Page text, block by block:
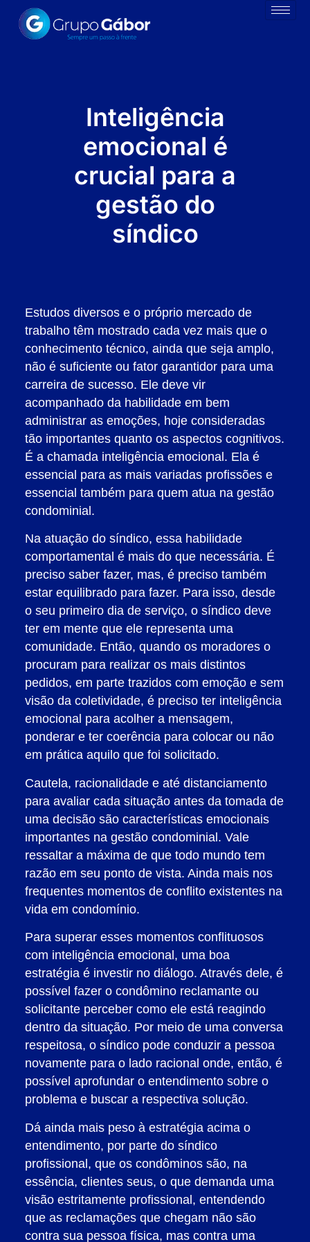
Inteligência
emocional é
crucial para a
gestão do
síndico
Estudos diversos e o próprio mercado de
trabalho têm mostrado cada vez mais que o
conhecimento técnico, ainda que seja amplo,
não é suficiente ou fator garantidor para uma
carreira de sucesso. Ele deve vir
acompanhado da habilidade em bem
administrar as emoções, hoje consideradas
tão importantes quanto os aspectos cognitivos.
É a chamada inteligência emocional. Ela é
essencial para as mais variadas profissões e
essencial também para quem atua na gestão
condominial.
Na atuação do síndico, essa habilidade
comportamental é mais do que necessária. É
preciso saber fazer, mas, é preciso também
estar equilibrado para fazer. Para isso, desde
o seu primeiro dia de serviço, o síndico deve
ter em mente que ele representa uma
comunidade. Então, quando os moradores o
procuram para realizar os mais distintos
pedidos, em parte trazidos com emoção e sem
visão da coletividade, é preciso ter inteligência
emocional para acolher a mensagem,
ponderar e ter coerência para colocar ou não
em prática aquilo que foi solicitado.
Cautela, racionalidade e até distanciamento
para avaliar cada situação antes da tomada de
uma decisão são características emocionais
importantes na gestão condominial. Vale
ressaltar a máxima de que todo mundo tem
razão em seu ponto de vista. Ainda mais nos
frequentes momentos de conflito existentes na
vida em condomínio.
Para superar esses momentos conflituosos
com inteligência emocional, uma boa
estratégia é investir no diálogo. Através dele, é
possível fazer o condômino reclamante ou
solicitante perceber como ele está reagindo
dentro da situação. Por meio de uma conversa
respeitosa, o síndico pode conduzir a pessoa
novamente para o lado racional onde, então, é
possível aprofundar o entendimento sobre o
problema e buscar a respectiva solução.
Dá ainda mais peso à estratégia acima o
entendimento, por parte do síndico
profissional, que os condôminos são, na
essência, clientes seus, o que demanda uma
visão estritamente profissional, entendendo
que as reclamações que chegam não são
contra sua pessoa física, mas contra uma